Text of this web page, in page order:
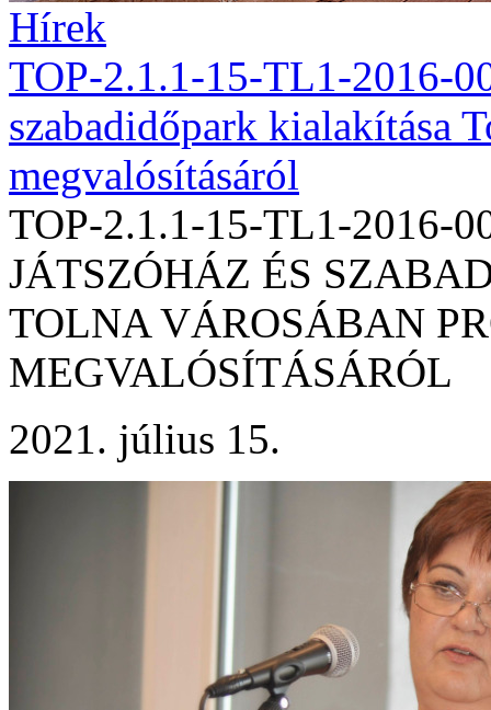
Hírek
TOP-2.1.1-15-TL1-2016-
szabadidőpark kialakítása
megvalósításáról
TOP-2.1.1-15-TL1-2016-
JÁTSZÓHÁZ ÉS
TOLNA VÁROSÁBAN
MEGVALÓSÍTÁSÁRÓL
2021. július 15.